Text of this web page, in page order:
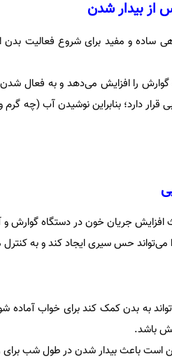
ساده و مفید برای شروع فعالیت بدن
را افزایش می‌دهد و به فعال
دارد؛ بنابراین نوشیدن آب (چه گرم
جریان خون در دستگاه گوارش
حس سیری ایجاد کند و به
به بدن کمک کند برای خواب
باشد.
است باعث بیدار شدن در طول شب